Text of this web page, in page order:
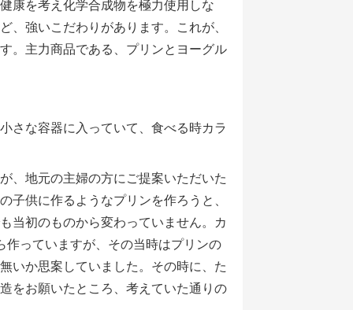
康を考え化学合成物を極力使用しな
強いこだわりがあります。これが、
。主力商品である、プリンとヨーグル
な容器に入っていて、食べる時カラ
、地元の主婦の方にご提案いただいた
子供に作るようなプリンを作ろうと、
当初のものから変わっていません。カ
作っていますが、その当時はプリンの
いか思案していました。その時に、た
をお願いたところ、考えていた通りの